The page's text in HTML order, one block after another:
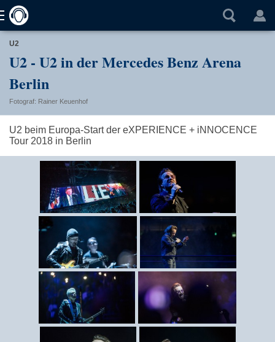
U2
U2 - U2 in der Mercedes Benz Arena
Berlin
Fotograf: Rainer Keuenhof
U2 beim Europa-Start der eXPERIENCE + iNNOCENCE
Tour 2018 in Berlin